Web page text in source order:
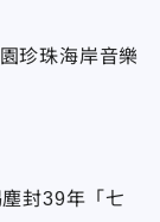
珍珠海岸音樂
封39年「七